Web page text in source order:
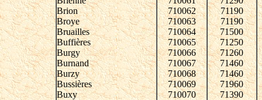
Brion
Broye
Bruailles
Buffières
Burgy
Burnand
Burzy
Bussières
Buxy
710062
710063
710064
710065
710066
710067
710068
710069
710070
71190
71190
71500
71250
71260
71460
71460
71960
71390